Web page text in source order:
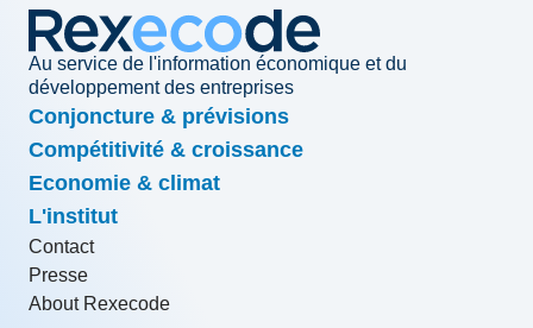
Au service de l'information économique et du
développement des entreprises
Conjoncture & prévisions
Compétitivité & croissance
Economie & climat
L'institut
Contact
Presse
About Rexecode